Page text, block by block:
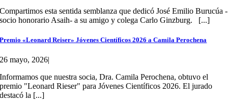
Compartimos esta sentida semblanza que dedicó José Emilio Burucúa -
socio honorario Asaih- a su amigo y colega Carlo Ginzburg. [...]
Premio «Leonard Reiser» Jóvenes Científicos 2026 a Camila Perochena
26 mayo, 2026|
Informamos que nuestra socia, Dra. Camila Perochena, obtuvo el
premio "Leonard Rieser" para Jóvenes Científicos 2026. El jurado
destacó la [...]